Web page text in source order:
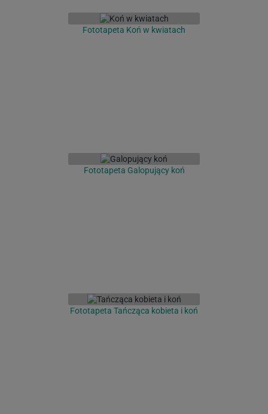
Fototapeta Koń w kwiatach
Fototapeta Galopujący koń
Fototapeta Tańcząca kobieta i koń